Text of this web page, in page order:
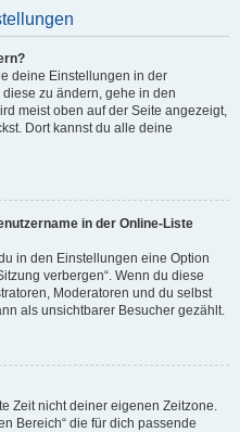
deine Einstellungen in der
zu ändern, gehe in den
meist oben auf der Seite angezeigt,
Dort kannst du alle deine
in der Online-Liste
in den Einstellungen eine Option
verbergen“. Wenn du diese
Moderatoren und du selbst
als unsichtbarer Besucher gezählt.
Zeit nicht deiner eigenen Zeitzone.
Bereich“ die für dich passende